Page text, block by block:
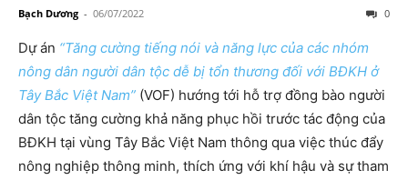
Bạch Dương - 06/07/2022 0
Dự án “Tăng cường tiếng nói và năng lực của các nhóm
nông dân người dân tộc dễ bị tổn thương đối với BĐKH ở
Tây Bắc Việt Nam” (VOF) hướng tới hỗ trợ đồng bào người
dân tộc tăng cường khả năng phục hồi trước tác động của
BĐKH tại vùng Tây Bắc Việt Nam thông qua việc thúc đẩy
nông nghiệp thông minh, thích ứng với khí hậu và sự tham